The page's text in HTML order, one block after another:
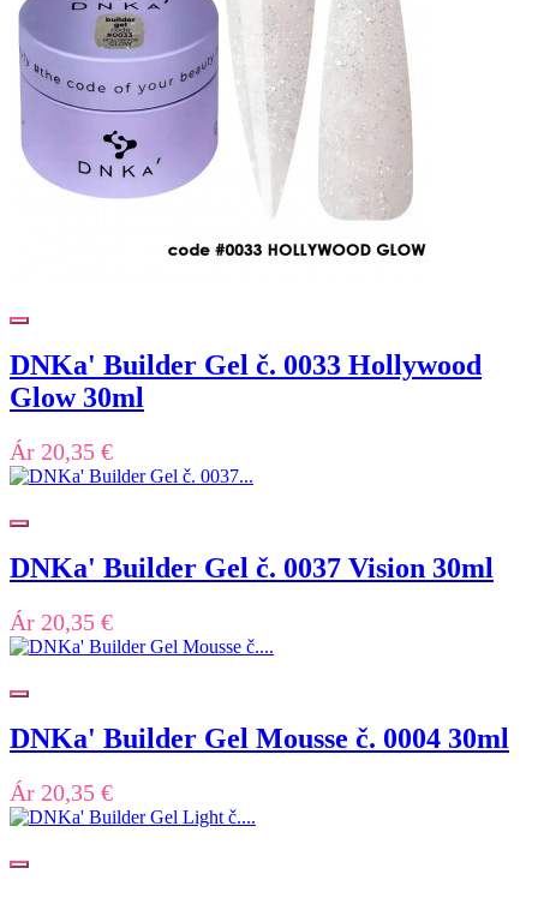
DNKa' Builder Gel č. 0033 Hollywood
Glow 30ml
Ár 20,35 €
DNKa' Builder Gel č. 0037 Vision 30ml
Ár 20,35 €
DNKa' Builder Gel Mousse č. 0004 30ml
Ár 20,35 €